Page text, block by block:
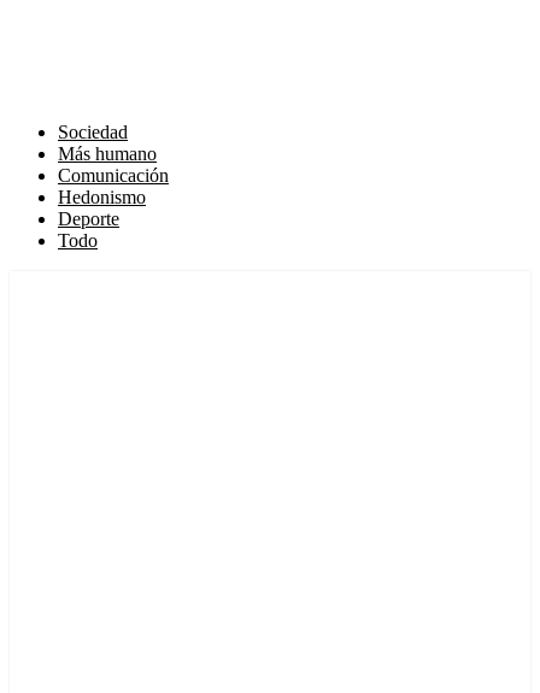
Sociedad
Más humano
Comunicación
Hedonismo
Deporte
Todo